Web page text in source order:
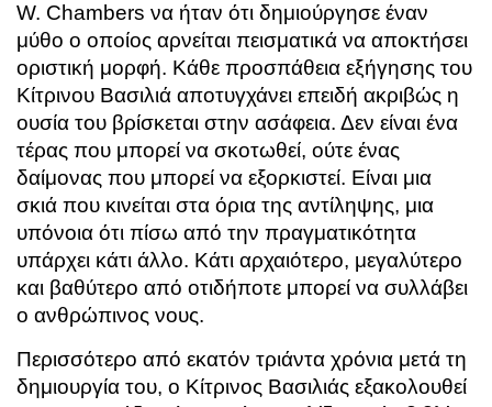
W. Chambers να ήταν ότι δημιούργησε έναν
μύθο ο οποίος αρνείται πεισματικά να αποκτήσει
οριστική μορφή. Κάθε προσπάθεια εξήγησης του
Κίτρινου Βασιλιά αποτυγχάνει επειδή ακριβώς η
ουσία του βρίσκεται στην ασάφεια. Δεν είναι ένα
τέρας που μπορεί να σκοτωθεί, ούτε ένας
δαίμονας που μπορεί να εξορκιστεί. Είναι μια
σκιά που κινείται στα όρια της αντίληψης, μια
υπόνοια ότι πίσω από την πραγματικότητα
υπάρχει κάτι άλλο. Κάτι αρχαιότερο, μεγαλύτερο
και βαθύτερο από οτιδήποτε μπορεί να συλλάβει
ο ανθρώπινος νους.
Περισσότερο από εκατόν τριάντα χρόνια μετά τη
δημιουργία του, ο Κίτρινος Βασιλιάς εξακολουθεί